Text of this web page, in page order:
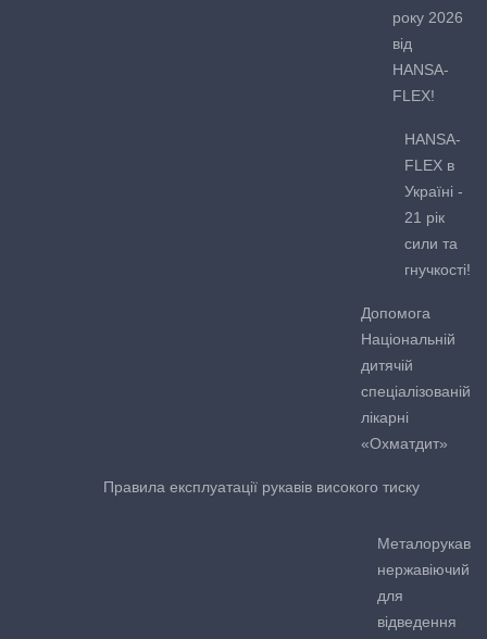
року 2026
від
HANSA-
FLEX!
HANSA-
FLEX в
Україні -
21 рік
сили та
гнучкості!
Допомога
Національній
дитячій
спеціалізованій
лікарні
«Охматдит»
Правила експлуатації рукавів високого тиску
Металорукав
нержавіючий
для
відведення